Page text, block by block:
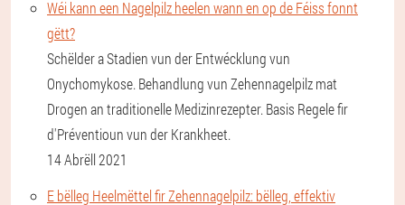
Wéi kann een Nagelpilz heelen wann en op de Féiss fonnt
gëtt?
Schëlder a Stadien vun der Entwécklung vun
Onychomykose. Behandlung vun Zehennagelpilz mat
Drogen an traditionelle Medizinrezepter. Basis Regele fir
d'Préventioun vun der Krankheet.
14 Abrëll 2021
E bëlleg Heelmëttel fir Zehennagelpilz: bëlleg, effektiv